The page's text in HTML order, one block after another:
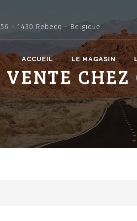
- 1430 Rebecq - Belgique
ACCUEIL LE MAGASIN
CHEZ